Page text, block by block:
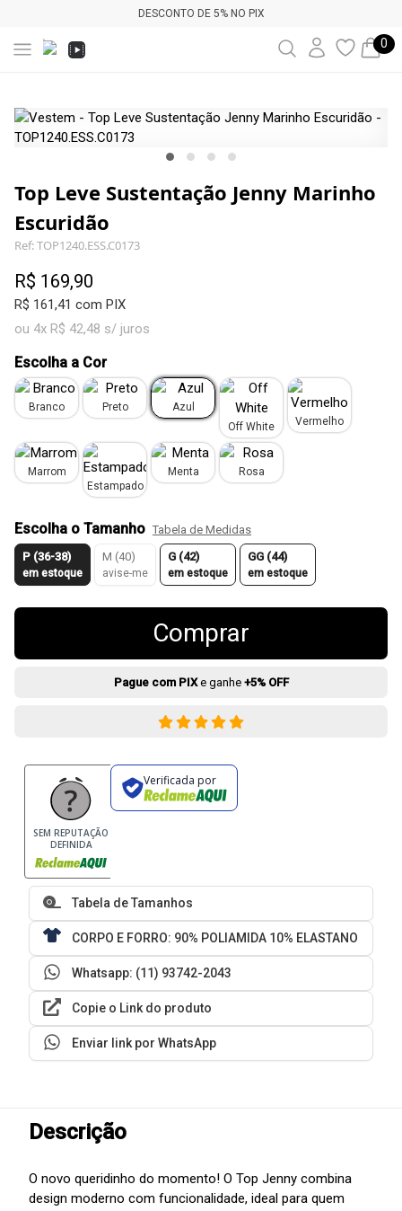
DESCONTO DE 5% NO PIX
0
Top Leve Sustentação Jenny Marinho
Escuridão
Ref: TOP1240.ESS.C0173
R$ 169,90
R$ 161,41 com PIX
ou 4x R$ 42,48 s/ juros
Escolha a Cor
Branco Preto
Azul
Off White
Vermelho
Marrom
Estampado
Menta Rosa
Escolha o Tamanho Tabela de Medidas
P (36-38)
em estoque
M (40)
avise-me
G (42)
em estoque
GG (44)
em estoque
Comprar
Pague com PIXe ganhe +5% OFF
SEM REPUTAÇÃO
DEFINIDA
Verificada por
Tabela de Tamanhos
CORPO E FORRO: 90% POLIAMIDA 10% ELASTANO
Whatsapp: (11) 93742-2043
Copie o Link do produto
Enviar link por WhatsApp
Descrição
O novo queridinho do momento! O Top Jenny combina
design moderno com funcionalidade, ideal para quem